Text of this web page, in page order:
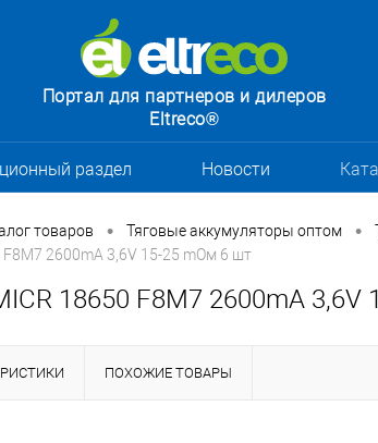
Портал для партнеров и дилеров
Eltreco®
раздел Новости
товаров • Тяговые аккумуляторы оптом •
2600mA 3,6V 15-25 mОм 6 шт
18650 F8M7 2600mA
ПОХОЖИЕ ТОВАРЫ